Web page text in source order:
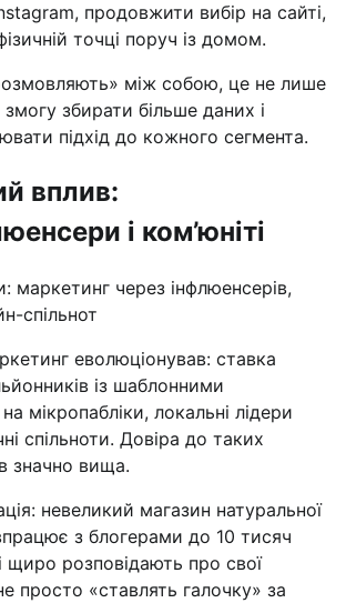
продовжити вибір на сайті,
точці поруч із домом.
між собою, це не лише
збирати більше даних і
підхід до кожного сегмента.
вплив:
і ком’юніті
маркетинг через інфлюенсерів,
спільнот
еволюціонував: ставка
із шаблонними
мікропабліки, локальні лідери
спільноти. Довіра до таких
значно вища.
невеликий магазин натуральної
з блогерами до 10 тисяч
щиро розповідають про свої
просто «ставлять галочку» за